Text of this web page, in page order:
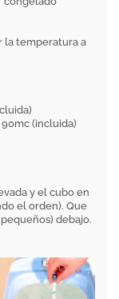
la temperatura a
(incluida)
y el cubo en
el orden). Que
debajo.